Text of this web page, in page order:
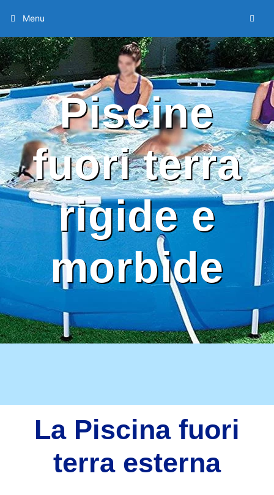
Menu
Piscine
fuori terra
rigide e
morbide
La Piscina fuori
terra esterna